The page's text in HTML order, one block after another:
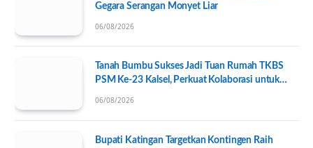
Gegara Serangan Monyet Liar
06/08/2026
Tanah Bumbu Sukses Jadi Tuan Rumah TKBS
PSM Ke-23 Kalsel, Perkuat Kolaborasi untuk
06/08/2026
Bupati Katingan Targetkan Kontingen Raih